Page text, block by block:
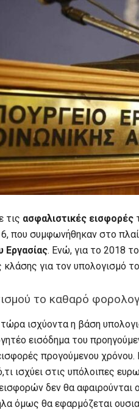
τις ασφαλιστικές εισφορές
που συμφωνήθηκαν στο
Εργασίας. Ενώ, για το 2018
κλάσης για τον υπολογισμό
το καθαρό
ισχύοντα η βάση
εισόδημα του
προγούμενου
ισχύει στις υπόλοιπες
δεν θα αφαιρούνται
όμως θα εφαρμόζεται